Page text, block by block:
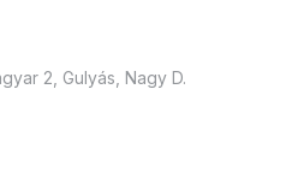
2, Gulyás, Nagy D.